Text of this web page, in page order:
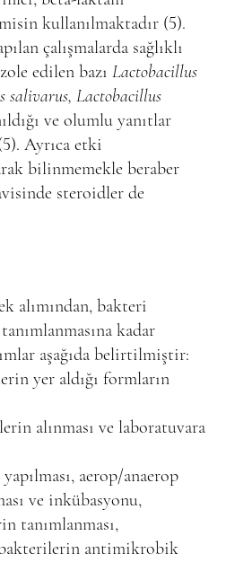
kullanılmaktadır (5).
çalışmalarda sağlıklı
edilen bazı Lactobacillus
salivarus, Lactobacillus
ve olumlu yanıtlar
Ayrıca etki
bilinmemekle beraber
steroidler de
alımından, bakteri
kadar
aşağıda belirtilmiştir:
yer aldığı formların
alınması ve laboratuvara
aerop/anaerop
ve inkübasyonu,
tanımlanması,
antimikrobik